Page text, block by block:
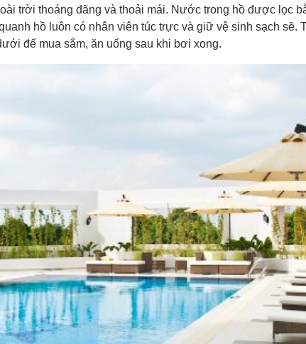
trời thoáng đãng và thoải mái. Nước trong hồ được lọc
hồ luôn có nhân viên túc trực và giữ vệ sinh sạch sẽ.
để mua sắm, ăn uống sau khi bơi xong.